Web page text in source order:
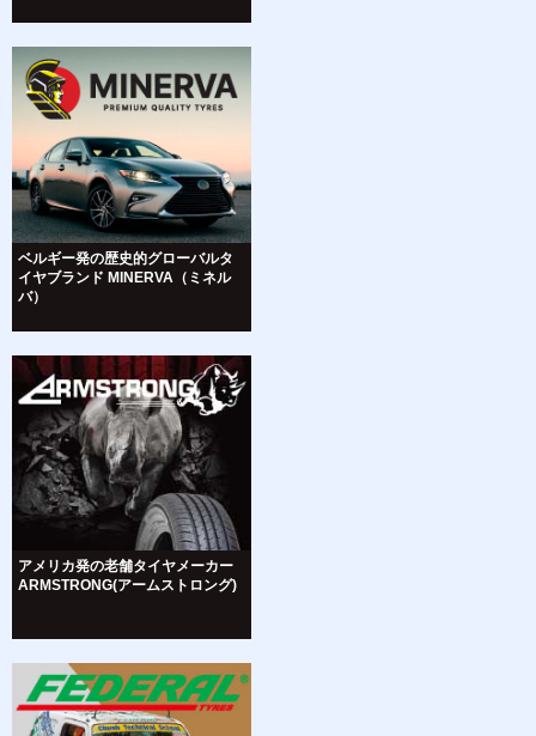
ベルギー発の歴史的グローバルタ
イヤブランド MINERVA（ミネル
バ）
アメリカ発の老舗タイヤメーカー
ARMSTRONG(アームストロング)